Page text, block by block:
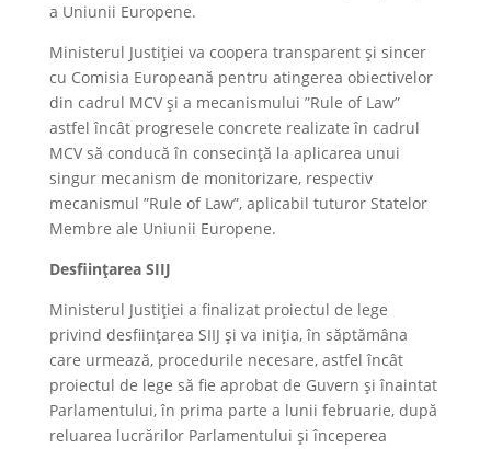
a Uniunii Europene.
Ministerul Justiției va coopera transparent și sincer
cu Comisia Europeană pentru atingerea obiectivelor
din cadrul MCV și a mecanismului ”Rule of Law”
astfel încât progresele concrete realizate în cadrul
MCV să conducă în consecință la aplicarea unui
singur mecanism de monitorizare, respectiv
mecanismul ”Rule of Law”, aplicabil tuturor Statelor
Membre ale Uniunii Europene.
Desființarea SIIJ
Ministerul Justiției a finalizat proiectul de lege
privind desființarea SIIJ și va iniția, în săptămâna
care urmează, procedurile necesare, astfel încât
proiectul de lege să fie aprobat de Guvern și înaintat
Parlamentului, în prima parte a lunii februarie, după
reluarea lucrărilor Parlamentului și începerea